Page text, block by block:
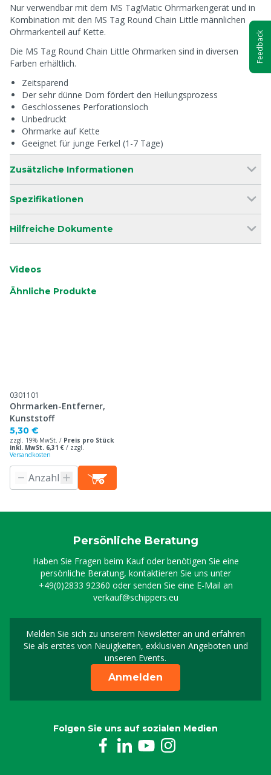
Nur verwendbar mit dem MS TagMatic Ohrmarkengerät und in
Kombination mit den MS Tag Round Chain Little männlichen
Ohrmarkenteil auf Kette.
Die MS Tag Round Chain Little Ohrmarken sind in diversen
Farben erhältlich.
Zeitsparend
Der sehr dünne Dorn fördert den Heilungsprozess
Geschlossenes Perforationsloch
Unbedruckt
Ohrmarke auf Kette
Geeignet für junge Ferkel (1-7 Tage)
Zusätzliche Informationen
Spezifikationen
Hilfreiche Dokumente
Videos
Ähnliche Produkte
0301101
Ohrmarken-Entferner,
Kunststoff
5,30 €
zzgl. 19% MwSt. / Preis pro Stück
inkl. MwSt. 6,31 € / zzgl.
Versandkosten
Persönliche Beratung
Haben Sie Fragen beim Kauf oder benötigen Sie eine
persönliche Beratung, kontaktieren Sie uns unter
+49(0)2833 92360 oder senden Sie eine E-Mail an
verkauf@schippers.eu
Melden Sie sich zu unserem Newsletter an und erfahren
Sie als erstes von Neuigkeiten, exklusiven Angeboten und
unseren Events.
Melden Sie sich für
Anmelden
Folgen Sie uns auf sozialen Medien
Feedback